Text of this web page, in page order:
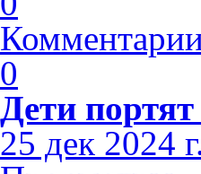
0
Дети
25 дек 2024